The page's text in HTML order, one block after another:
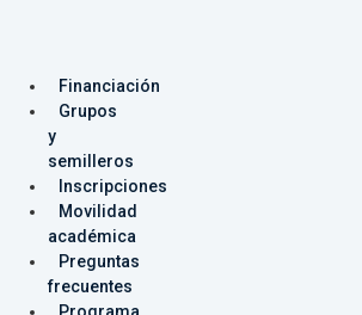
Financiación
Grupos
y
semilleros
Inscripciones
Movilidad
académica
Preguntas
frecuentes